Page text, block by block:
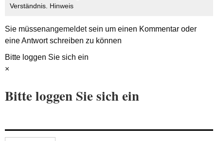
Verständnis. Hinweis
Sie müssenangemeldetsein um einen Kommentar oder
eine Antwort schreiben zu können
Bitte loggen Sie sich ein
×
Bitte loggen Sie sich ein